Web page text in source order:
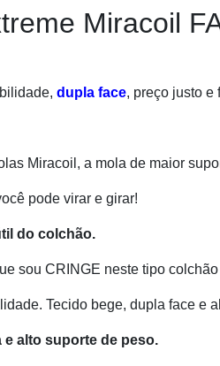
Miracoil
dupla face, preço justo e
Miracoil, a mola de maior
pode virar e girar!
do colchão.
sou CRINGE neste tipo
Tecido bege, dupla face e
alto suporte de peso.